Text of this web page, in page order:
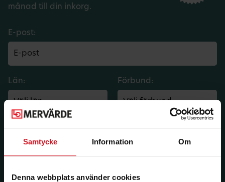
Samtycke Information Om
Denna webbplats använder cookies
månad till din inkorg.
E-post:
Län: Förbund:
Jag vill ha e-post om aktuella erbjudanden och
medlemsförmåner från LO Mervärde. LO Mervärde
kommer att hantera mina personuppgifter i enlighet
med allmänna dataskyddsförordningen (GDPR). Jag